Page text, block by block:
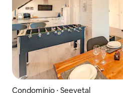
Condomínio ⋅ Seevetal